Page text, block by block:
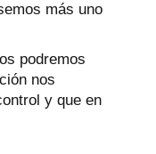
más uno
podremos
nos
y que en